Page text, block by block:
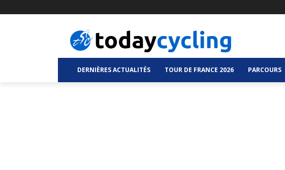
DERNIÈRES ACTUALITÉS TOUR DE FRANCE 2026 PARCOURS